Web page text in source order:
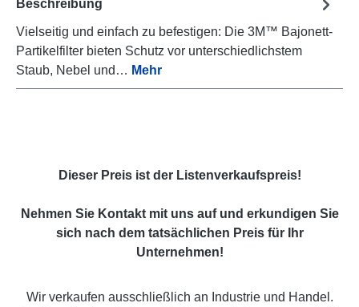
Beschreibung
Vielseitig und einfach zu befestigen: Die 3M™ Bajonett-
Partikelfilter bieten Schutz vor unterschiedlichstem
Staub, Nebel und… Mehr
Dieser Preis ist der Listenverkaufspreis!
Nehmen Sie Kontakt mit uns auf und erkundigen Sie
sich nach dem tatsächlichen Preis für Ihr
Unternehmen!
Wir verkaufen ausschließlich an Industrie und Handel.